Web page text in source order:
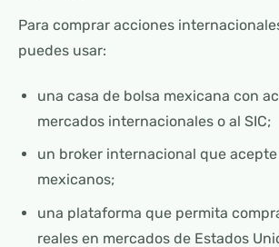
Para comprar acciones
puedes usar:
una casa de bolsa mexicana con
mercados internacionales o al SIC;
un broker internacional que
mexicanos;
una plataforma que permita
reales en mercados de Estados